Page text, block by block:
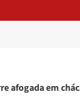
afogada em